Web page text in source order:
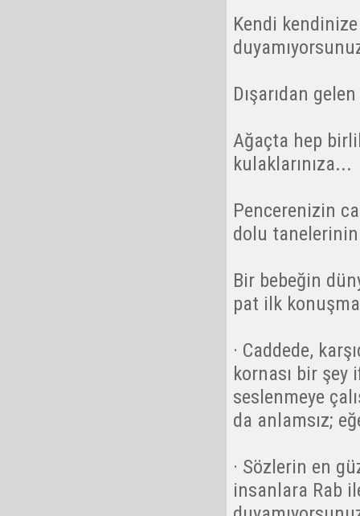
Kendi
Dışarıdan
Ağaçta hep
kulaklarınıza...
Pencerenizin
dolu
Bir bebeğin
pat ilk
· Caddede,
kornası bir şey
seslenmeye
da anlamsız;
· Sözlerin en
insanlara Rab